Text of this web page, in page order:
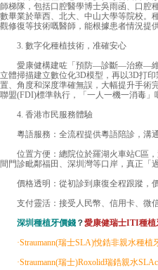
師梯隊，包括口腔醫學博士吳雨函、口腔
數畢業於華西、北大、中山大學等院校。
觀修復等技術嘅醫師，能根據患者情況提
3. 數字化種植技術，准確安心
愛康健構建咗「預防—診斷—治療—維
立體掃描建立數位化3D模型，再以3D打
置、角度和深度準確無誤，大幅提升手術
聯盟(FDI)標準執行，「一人一機一消毒」
4. 香港市民服務體驗
粵語服務：全流程提供粵語陪診，溝通
位置方便：總院位於羅湖火車站C區，
間門診毗鄰福田、深圳灣等口岸，真正「
價格透明：從初診到康復全程跟蹤，價
支付靈活：接受人民幣、信用卡、微信
深圳種植牙價錢 ？愛康健瑞士ITI種植
·Straumann(瑞士SLA)悅鋯非親水種植
·Straumann(瑞士)Roxolid瑞鋯親水